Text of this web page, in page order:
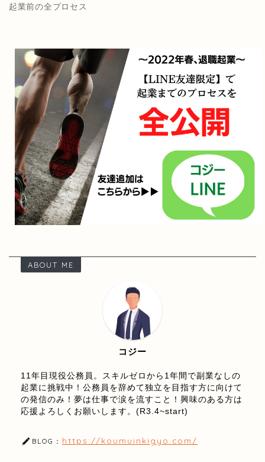
起業前の全プロセス
ABOUT ME
コジー
11年目現役公務員。スキルゼロから1年間で副業なしの
起業に挑戦中！公務員を辞めて独立を目指す方に向けて
の発信のみ！夢は仕事で涙を流すこと！興味のある方は
応援よろしくお願いします。(R3.4~start)
BLOG： https://koumuinkigyo.com/